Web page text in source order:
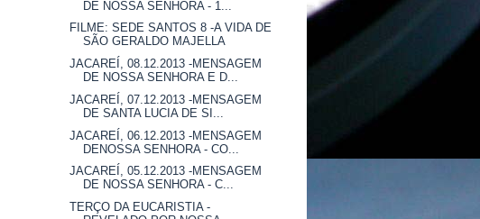
DE NOSSA SENHORA - 1...
FILME: SEDE SANTOS 8 -A VIDA DE
SÃO GERALDO MAJELLA
JACAREÍ, 08.12.2013 -MENSAGEM
DE NOSSA SENHORA E D...
JACAREÍ, 07.12.2013 -MENSAGEM
DE SANTA LUCIA DE SI...
JACAREÍ, 06.12.2013 -MENSAGEM
DENOSSA SENHORA - CO...
JACAREÍ, 05.12.2013 -MENSAGEM
DE NOSSA SENHORA - C...
TERÇO DA EUCARISTIA -